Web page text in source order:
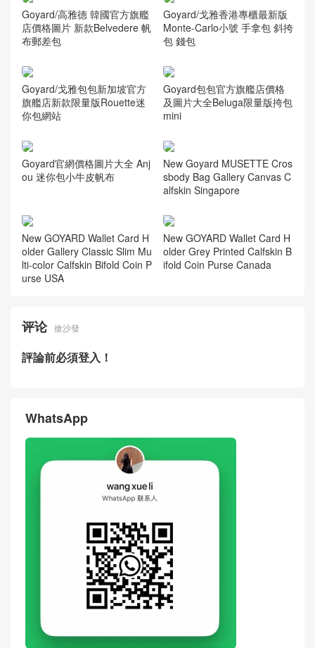
Goyard/高雅德 韓國官方旗艦
店價格圖片 新款Belvedere 帆
布郵差包
Goyard/戈雅香港專櫃最新版
Monte-Carlo小號 手拿包 斜挎
包 錢包
Goyard/戈雅包包新加坡官方
旗艦店新款限量版Rouette迷
你包網站
Goyard包包官方旗艦店價格
及圖片大全Beluga限量版挎包
mini
Goyard官網價格圖片大全 Anj
ou 迷你包小牛皮帆布
New Goyard MUSETTE Cros
sbody Bag Gallery Canvas C
alfskin Singapore
New GOYARD Wallet Card H
older Gallery Classic Slim Mu
lti-color Calfskin Bifold Coin P
urse USA
New GOYARD Wallet Card H
older Grey Printed Calfskin B
ifold Coin Purse Canada
评论 搶沙發
評論前必須登入！
WhatsApp